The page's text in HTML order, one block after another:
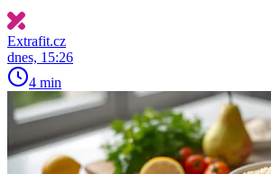
Extrafit.cz
dnes, 15:26
4 min